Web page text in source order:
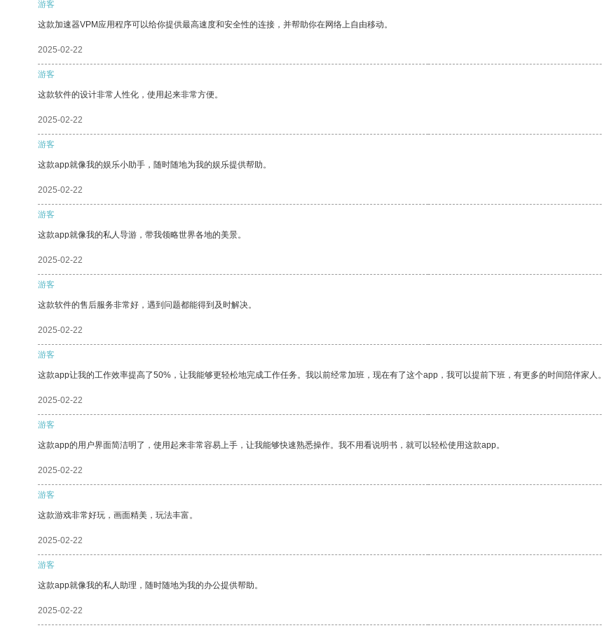
游客
这款加速器VPM应用程序可以给你提供最高速度和安全性的连接，并帮助你在网络上自由移动。
2025-02-22
游客
这款软件的设计非常人性化，使用起来非常方便。
2025-02-22
游客
这款app就像我的娱乐小助手，随时随地为我的娱乐提供帮助。
2025-02-22
游客
这款app就像我的私人导游，带我领略世界各地的美景。
2025-02-22
游客
这款软件的售后服务非常好，遇到问题都能得到及时解决。
2025-02-22
游客
这款app让我的工作效率提高了50%，让我能够更轻松地完成工作任务。我以前经常加班，现在有了这个app，我可以提前下班，有更多的时间陪伴家人。
2025-02-22
游客
这款app的用户界面简洁明了，使用起来非常容易上手，让我能够快速熟悉操作。我不用看说明书，就可以轻松使用这款app。
2025-02-22
游客
这款游戏非常好玩，画面精美，玩法丰富。
2025-02-22
游客
这款app就像我的私人助理，随时随地为我的办公提供帮助。
2025-02-22